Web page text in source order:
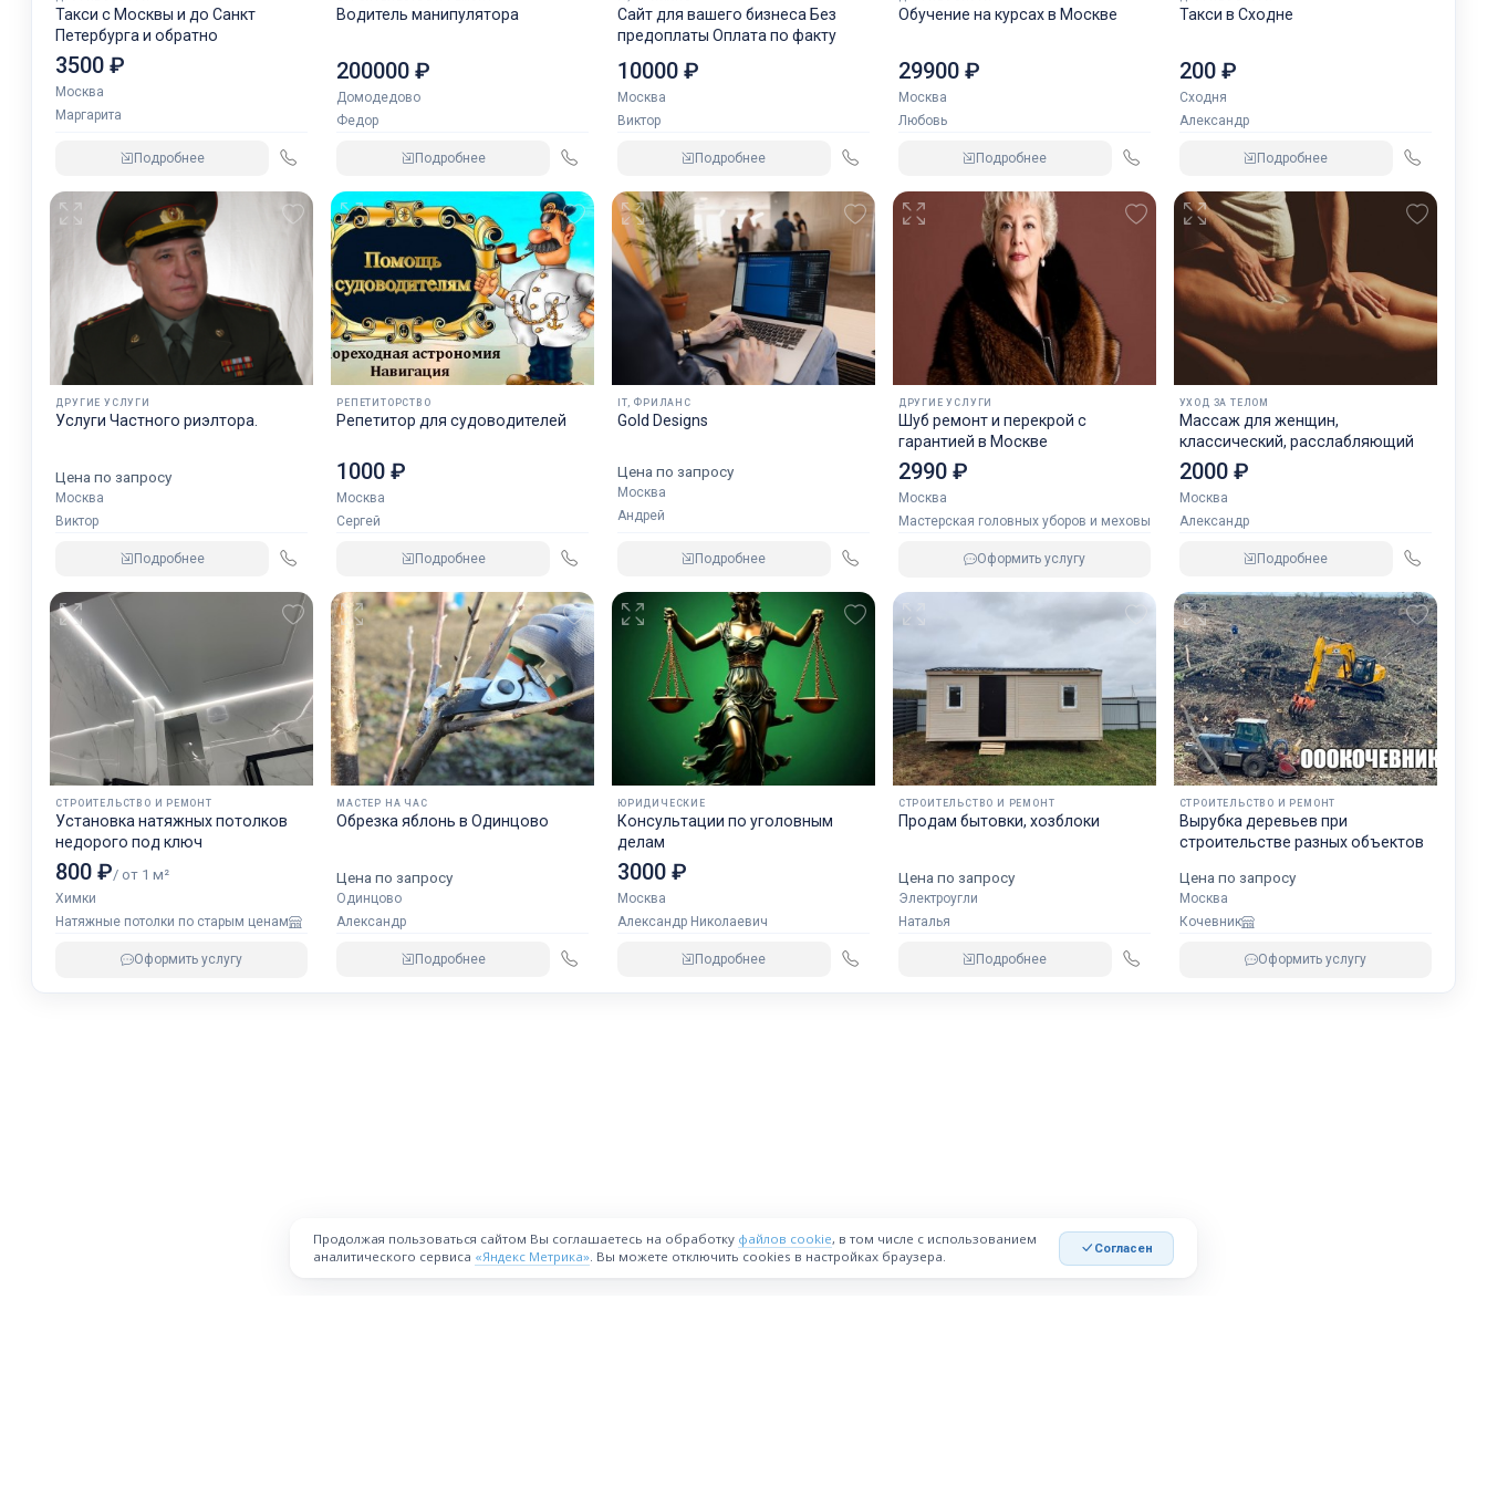
Email: xxss77@gmail.com
Моя страница: http://cherteznik.jimbo.com
Ключевые слова:
Такси с Москвы и до Санкт
Петербурга и обратно
3500 ₽
Москва
Маргарита
Подробнее
Водитель манипулятора
200000 ₽
Домодедово
Федор
Подробнее
Сайт для вашего бизнеса Без
предоплаты Оплата по факту
10000 ₽
Москва
Виктор
Подробнее
Обучение на курсах в Москве
29900 ₽
Москва
Любовь
Подробнее
Такси в Сходне
200 ₽
Сходня
Александр
Подробнее
ДРУГИЕ УСЛУГИ
Услуги Частного риэлтора.
Цена по запросу
Москва
Виктор
Подробнее
РЕПЕТИТОРСТВО
Репетитор для судоводителей
1000 ₽
Москва
Сергей
Подробнее
IT, ФРИЛАНС
Gold Designs
Цена по запросу
Москва
Андрей
Подробнее
ДРУГИЕ УСЛУГИ
Шуб ремонт и перекрой с
гарантией в Москве
2990 ₽
Москва
Мастерская головных уборов и меховых изделий
Оформить услугу
УХОД ЗА ТЕЛОМ
Массаж для женщин,
классический, расслабляющий
2000 ₽
Москва
Александр
Подробнее
СТРОИТЕЛЬСТВО И РЕМОНТ
Установка натяжных потолков
недорого под ключ
800 ₽/ от 1 м²
Химки
Натяжные потолки по старым ценам
Оформить услугу
МАСТЕР НА ЧАС
Обрезка яблонь в Одинцово
Цена по запросу
Одинцово
Александр
Подробнее
ЮРИДИЧЕСКИЕ
Консультации по уголовным
делам
3000 ₽
Москва
Александр Николаевич
Подробнее
СТРОИТЕЛЬСТВО И РЕМОНТ
Продам бытовки, хозблоки
Цена по запросу
Электроугли
Наталья
Подробнее
СТРОИТЕЛЬСТВО И РЕМОНТ
Вырубка деревьев при
строительстве разных объектов
Цена по запросу
Москва
Кочевник
Оформить услугу
Продолжая пользоваться сайтом Вы соглашаетесь на обработку файлов cookie, в том числе с использованием
аналитического сервиса «Яндекс Метрика». Вы можете отключить cookies в настройках браузера. Согласен